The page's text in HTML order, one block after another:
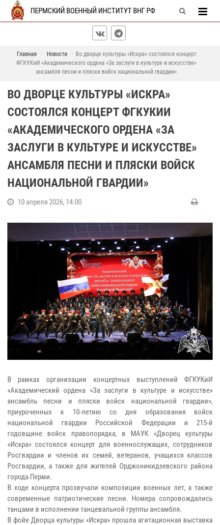
ПЕРМСКИЙ ВОЕННЫЙ ИНСТИТУТ ВНГ РФ
Главная Новости
Во дворце культуры «Искра» состоялся концерт
ФГКУКиИ «Академического ордена «За заслуги в культуре и искусстве»
ансамбля песни и пляски войск национальной гвардии»
ВО ДВОРЦЕ КУЛЬТУРЫ «ИСКРА»
СОСТОЯЛСЯ КОНЦЕРТ ФГКУКИИ
«АКАДЕМИЧЕСКОГО ОРДЕНА «ЗА
ЗАСЛУГИ В КУЛЬТУРЕ И ИСКУССТВЕ»
АНСАМБЛЯ ПЕСНИ И ПЛЯСКИ ВОЙСК
НАЦИОНАЛЬНОЙ ГВАРДИИ»
10 апреля 2026, 14:00
В рамках организации концертных выступлений ФГКУКиИ
«Академический ордена «За заслуги в культуре и искусстве»
ансамбль песни и пляски войск национальной гвардии»,
приуроченных к 10-летию со дня образования войск
национальной гвардии Российской Федерации и 215-й
годовщине войск правопорядка, в МАУК «Дворец культуры
«Искра» состоялся концерт для военнослужащих, сотрудников
Росгвардии и членов их семей, ветеранов, учащихся классов
Росгвардии, а также для жителей Орджоникидзевского района
города Перми.
В ходе концерта прозвучали композиции военных лет, а также
современные патриотические песни. Номера сопровождались
танцами в исполнении танцевальной группы ансамбля.
В фойе Дворца культуры «Искра» прошла агитационная выставка